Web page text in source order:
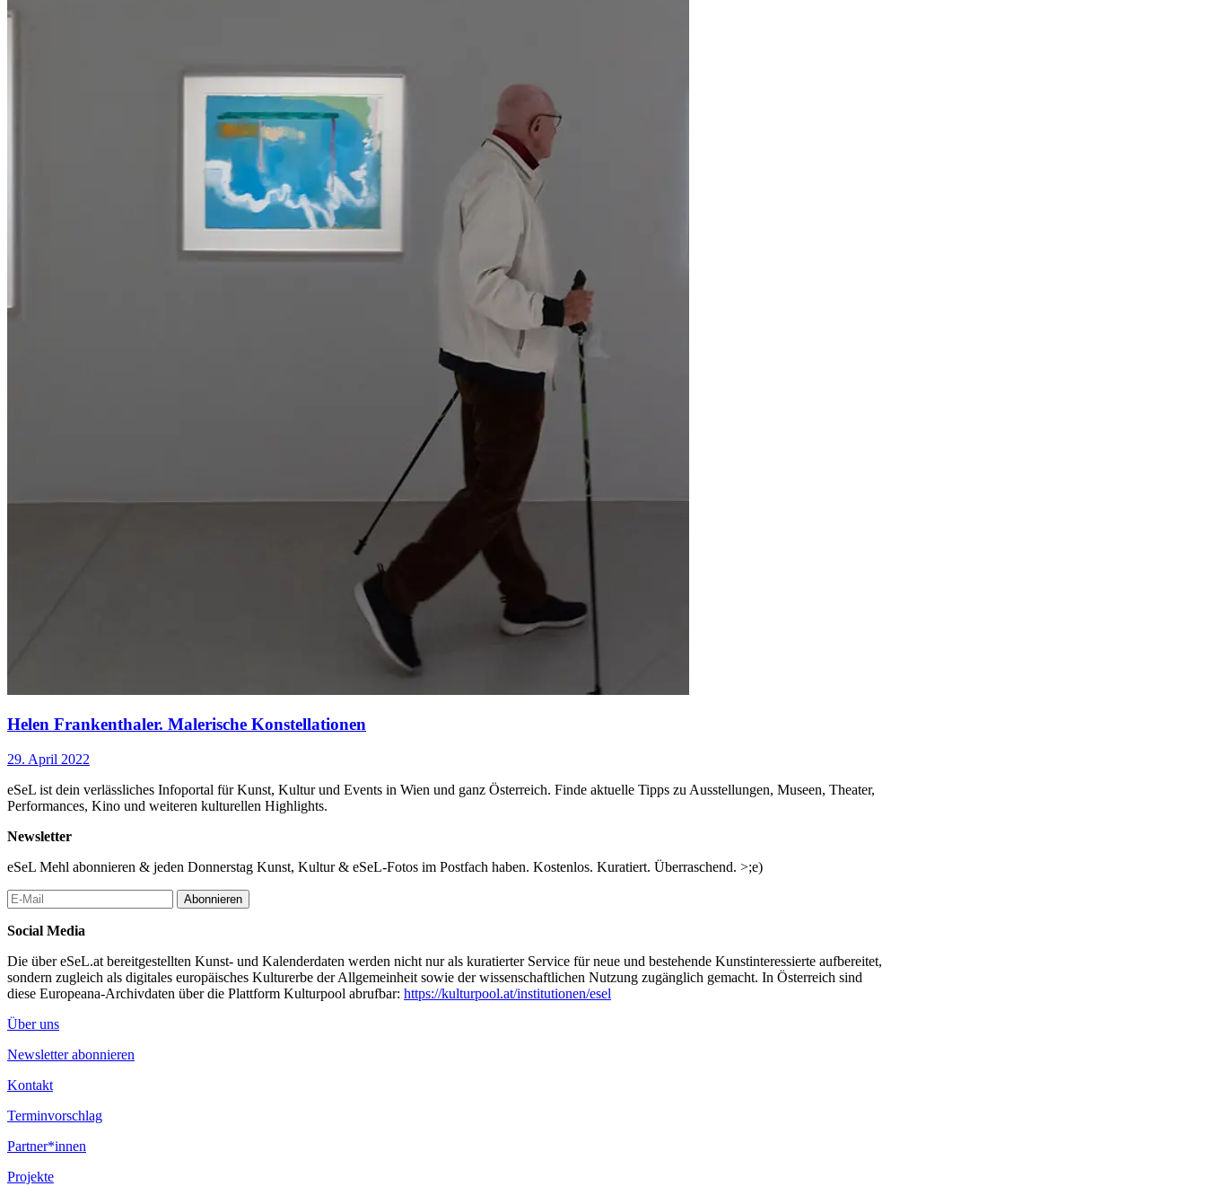
02.12.2022 bis 05.03.2023 unter demselben Titel eine Schau widmet.
Wien-Krems Abfahrt 17.30 Uhr (Josef-Meinrad-Platz / Burgtheater)
Krems-Wien Abfahrt 22.00 Uhr (Museumspl., vor der Kunsthalle Krems)
Helen Frankenthaler. Malerische Konstellationen
29. April 2022
eSeL ist dein verlässliches Infoportal für Kunst, Kultur und Events in Wien und ganz Österreich. Finde aktuelle Tipps zu Ausstellungen, Museen, Theater,
Performances, Kino und weiteren kulturellen Highlights.
Newsletter
eSeL Mehl abonnieren & jeden Donnerstag Kunst, Kultur & eSeL-Fotos im Postfach haben. Kostenlos. Kuratiert. Überraschend. >;e)
Abonnieren
Social Media
Die über eSeL.at bereitgestellten Kunst- und Kalenderdaten werden nicht nur als kuratierter Service für neue und bestehende Kunstinteressierte aufbereitet,
sondern zugleich als digitales europäisches Kulturerbe der Allgemeinheit sowie der wissenschaftlichen Nutzung zugänglich gemacht. In Österreich sind
diese Europeana-Archivdaten über die Plattform Kulturpool abrufbar: https://kulturpool.at/institutionen/esel
Über uns
Newsletter abonnieren
Kontakt
Terminvorschlag
Partner*innen
Projekte